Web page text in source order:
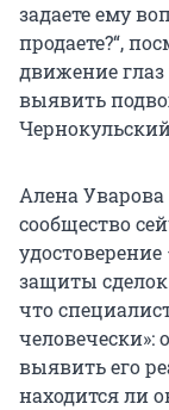
задаете ему
продаете?“,
движение
выявить
Алена Уварова
сообщество
защиты
что
человечески»:
выявить его
находится ли